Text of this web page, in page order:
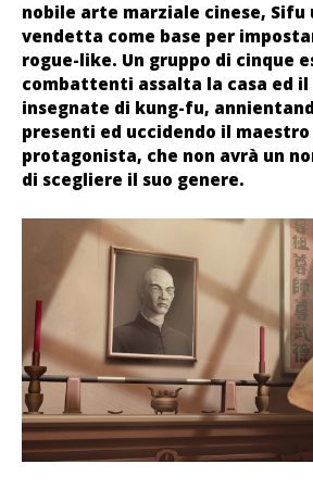
nobile arte marziale cinese, Sifu
vendetta come base per
rogue-like. Un gruppo di cinque
combattenti assalta la casa ed il
insegnate di kung-fu,
presenti ed uccidendo il maestro
protagonista, che non avrà un
di scegliere il suo genere.